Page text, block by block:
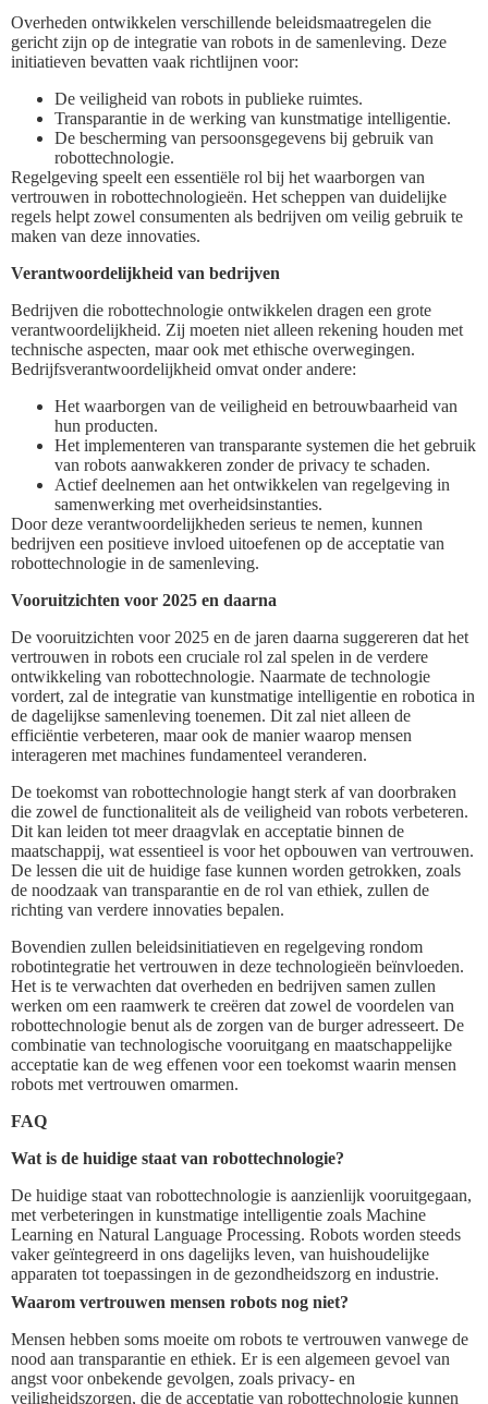
Overheden ontwikkelen verschillende beleidsmaatregelen die
gericht zijn op de integratie van robots in de samenleving. Deze
initiatieven bevatten vaak richtlijnen voor:
De veiligheid van robots in publieke ruimtes.
Transparantie in de werking van kunstmatige intelligentie.
De bescherming van persoonsgegevens bij gebruik van
robottechnologie.
Regelgeving speelt een essentiële rol bij het waarborgen van
vertrouwen in robottechnologieën. Het scheppen van duidelijke
regels helpt zowel consumenten als bedrijven om veilig gebruik te
maken van deze innovaties.
Verantwoordelijkheid van bedrijven
Bedrijven die robottechnologie ontwikkelen dragen een grote
verantwoordelijkheid. Zij moeten niet alleen rekening houden met
technische aspecten, maar ook met ethische overwegingen.
Bedrijfsverantwoordelijkheid omvat onder andere:
Het waarborgen van de veiligheid en betrouwbaarheid van
hun producten.
Het implementeren van transparante systemen die het gebruik
van robots aanwakkeren zonder de privacy te schaden.
Actief deelnemen aan het ontwikkelen van regelgeving in
samenwerking met overheidsinstanties.
Door deze verantwoordelijkheden serieus te nemen, kunnen
bedrijven een positieve invloed uitoefenen op de acceptatie van
robottechnologie in de samenleving.
Vooruitzichten voor 2025 en daarna
De vooruitzichten voor 2025 en de jaren daarna suggereren dat het
vertrouwen in robots een cruciale rol zal spelen in de verdere
ontwikkeling van robottechnologie. Naarmate de technologie
vordert, zal de integratie van kunstmatige intelligentie en robotica in
de dagelijkse samenleving toenemen. Dit zal niet alleen de
efficiëntie verbeteren, maar ook de manier waarop mensen
interageren met machines fundamenteel veranderen.
De toekomst van robottechnologie hangt sterk af van doorbraken
die zowel de functionaliteit als de veiligheid van robots verbeteren.
Dit kan leiden tot meer draagvlak en acceptatie binnen de
maatschappij, wat essentieel is voor het opbouwen van vertrouwen.
De lessen die uit de huidige fase kunnen worden getrokken, zoals
de noodzaak van transparantie en de rol van ethiek, zullen de
richting van verdere innovaties bepalen.
Bovendien zullen beleidsinitiatieven en regelgeving rondom
robotintegratie het vertrouwen in deze technologieën beïnvloeden.
Het is te verwachten dat overheden en bedrijven samen zullen
werken om een raamwerk te creëren dat zowel de voordelen van
robottechnologie benut als de zorgen van de burger adresseert. De
combinatie van technologische vooruitgang en maatschappelijke
acceptatie kan de weg effenen voor een toekomst waarin mensen
robots met vertrouwen omarmen.
FAQ
Wat is de huidige staat van robottechnologie?
De huidige staat van robottechnologie is aanzienlijk vooruitgegaan,
met verbeteringen in kunstmatige intelligentie zoals Machine
Learning en Natural Language Processing. Robots worden steeds
vaker geïntegreerd in ons dagelijks leven, van huishoudelijke
apparaten tot toepassingen in de gezondheidszorg en industrie.
Waarom vertrouwen mensen robots nog niet?
Mensen hebben soms moeite om robots te vertrouwen vanwege de
nood aan transparantie en ethiek. Er is een algemeen gevoel van
angst voor onbekende gevolgen, zoals privacy- en
veiligheidszorgen, die de acceptatie van robottechnologie kunnen